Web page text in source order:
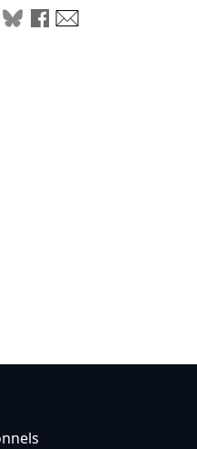
le liensur LinkedIn
Partager sur Mastodon
Partager sur Bluesky
Partager sur